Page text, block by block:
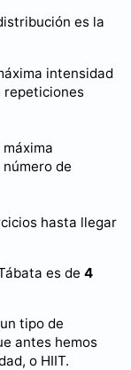
es la
intensidad
repeticiones
de
hasta llegar
es de 4
tipo de
antes hemos
o HIIT.